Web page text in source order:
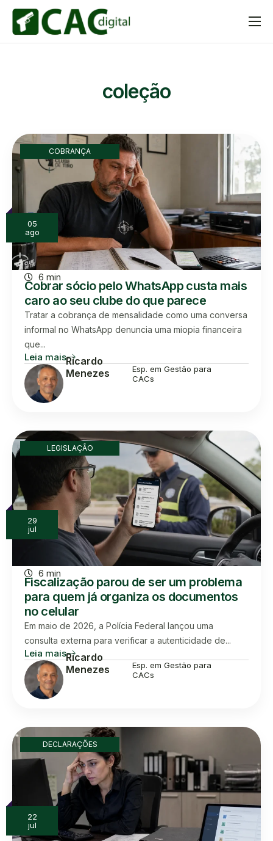
A Plataforma
Blog
Contato
coleção
COBRANÇA
05
ago
6 min
Cobrar sócio pelo WhatsApp custa mais
caro ao seu clube do que parece
Tratar a cobrança de mensalidade como uma conversa
informal no WhatsApp denuncia uma miopia financeira
que...
Leia maisRicardo
Menezes
Esp. em Gestão para
CACs
LEGISLAÇÃO
29
jul
6 min
Fiscalização parou de ser um problema
para quem já organiza os documentos
no celular
Em maio de 2026, a Polícia Federal lançou uma
consulta externa para verificar a autenticidade de...
Leia maisRicardo
Menezes
Esp. em Gestão para
CACs
DECLARAÇÕES
22
jul